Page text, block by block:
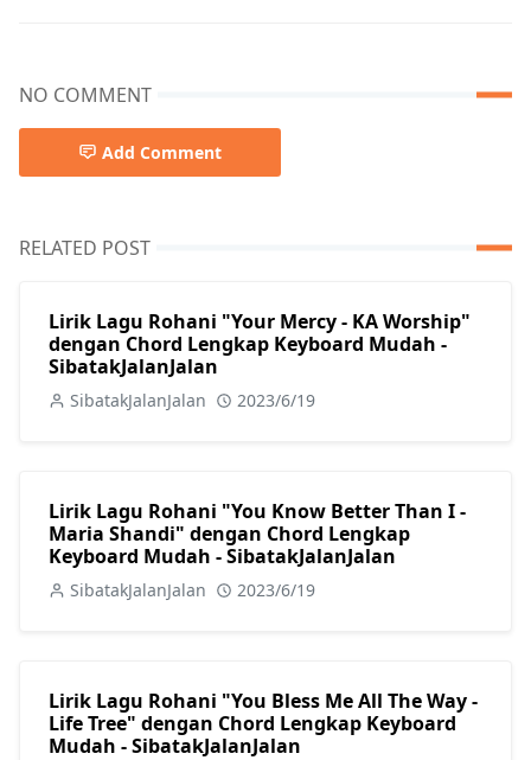
NO COMMENT
Add Comment
RELATED POST
Lirik Lagu Rohani "Your Mercy - KA Worship"
dengan Chord Lengkap Keyboard Mudah -
SibatakJalanJalan
SibatakJalanJalan 2023/6/19
Lirik Lagu Rohani "You Know Better Than I -
Maria Shandi" dengan Chord Lengkap
Keyboard Mudah - SibatakJalanJalan
SibatakJalanJalan 2023/6/19
Lirik Lagu Rohani "You Bless Me All The Way -
Life Tree" dengan Chord Lengkap Keyboard
Mudah - SibatakJalanJalan